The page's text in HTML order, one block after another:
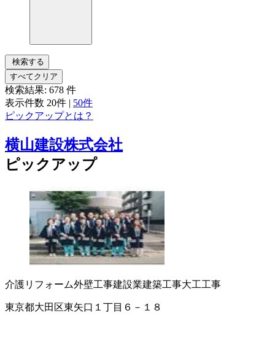
検索する
すべてクリア
検索結果: 678 件
表示件数 20件 | 50件
ピックアップとは？
横山建設株式会社
ピックアップ
介護リフォーム外壁工事建設業建築工事大工工事
東京都大田区東矢口１丁目６－１８